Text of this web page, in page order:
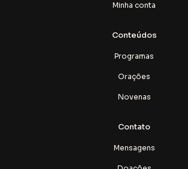
Minha conta
Conteúdos
Programas
Orações
Novenas
Contato
Mensagens